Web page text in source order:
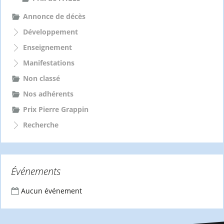
Annonce de décès
Développement
Enseignement
Manifestations
Non classé
Nos adhérents
Prix Pierre Grappin
Recherche
Événements
Aucun événement